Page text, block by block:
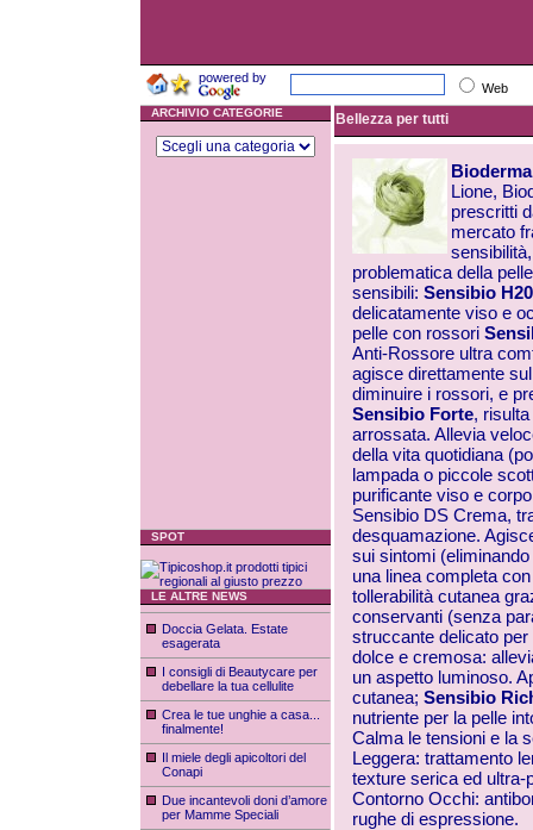
powered by
Web
ARCHIVIO CATEGORIE
SPOT
LE ALTRE NEWS
Doccia Gelata. Estate
esagerata
I consigli di Beautycare per
debellare la tua cellulite
Crea le tue unghie a casa...
finalmente!
Il miele degli apicoltori del
Conapi
Due incantevoli doni d’amore
per Mamme Speciali
Bellezza per tutti
Bioderma
Lione,
prescritti
mercato
problematica della
sensibili: Sensibio H20
delicatamente viso e
pelle con rossori
Anti-Rossore ultra
agisce direttamente
diminuire i rossori, e
Sensibio Forte,
arrossata. Allevia
della vita quotidiana
lampada o piccole
purificante viso e
Sensibio DS Crema,
desquamazione.
sui sintomi
una linea completa
tollerabilità cutanea
conservanti (senza
struccante delicato
dolce e cremosa:
un aspetto luminoso.
cutanea; Sensibio
nutriente per la pelle
Calma le tensioni e la
Leggera: trattamento
texture serica ed
Contorno Occhi:
rughe di espressione.